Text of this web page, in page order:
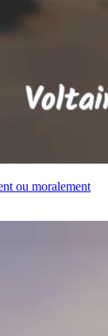
ou moralement